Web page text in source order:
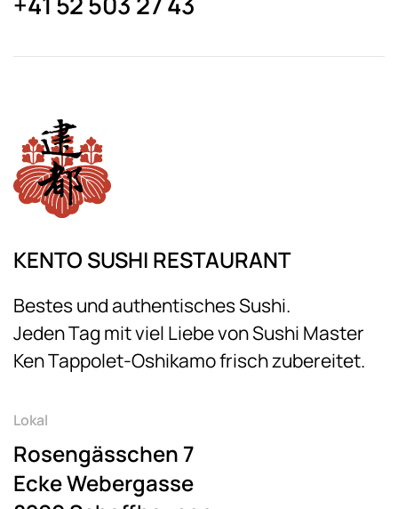
KENTO SUSHI RESTAURANT
Bestes und authentisches Sushi.
Jeden Tag mit viel Liebe von Sushi Master
Ken Tappolet-Oshikamo frisch zubereitet.
Lokal
Rosengässchen 7
Ecke Webergasse